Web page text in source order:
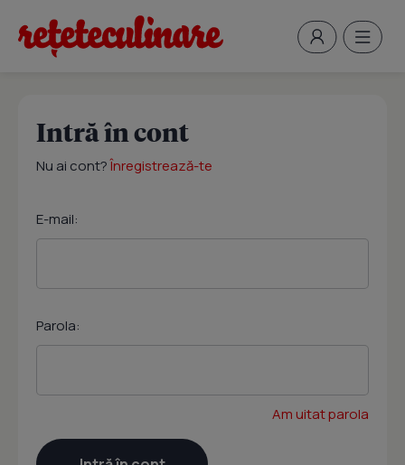
Intră în cont
Nu ai cont?Înregistrează-te
E-mail:
Parola:
Am uitat parola